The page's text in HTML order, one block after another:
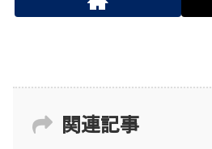
関連記事